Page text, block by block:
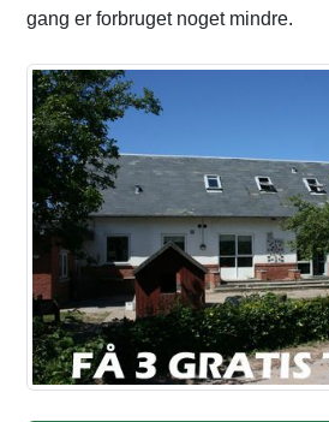
gang er forbruget noget mindre.